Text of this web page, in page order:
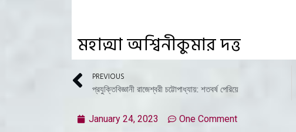
মহাত্মা অশ্বিনীকুমার দত্ত
PREVIOUS
প্রযুক্তিবিজ্ঞানী রাজেশ্বরী চট্টোপাধ্যায়: শতবর্ষ পেরিয়ে
January 24, 2023 One Comment